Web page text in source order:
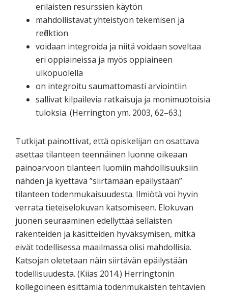
erilaisten resurssien käytön
mahdollistavat yhteistyön tekemisen ja
reflektion
voidaan integroida ja niitä voidaan soveltaa
eri oppiaineissa ja myös oppiaineen
ulkopuolella
on integroitu saumattomasti arviointiin
sallivat kilpailevia ratkaisuja ja monimuotoisia
tuloksia. (Herrington ym. 2003, 62–63.)
Tutkijat painottivat, että opiskelijan on osattava
asettaa tilanteen teennäinen luonne oikeaan
painoarvoon tilanteen luomiin mahdollisuuksiin
nähden ja kyettävä ”siirtämään epäilystään”
tilanteen todenmukaisuudesta. Ilmiötä voi hyvin
verrata tieteiselokuvan katsomiseen. Elokuvan
juonen seuraaminen edellyttää sellaisten
rakenteiden ja käsitteiden hyväksymisen, mitkä
eivät todellisessa maailmassa olisi mahdollisia.
Katsojan oletetaan näin siirtävän epäilystään
todellisuudesta. (Kiias 2014.) Herringtonin
kollegoineen esittämiä todenmukaisten tehtävien